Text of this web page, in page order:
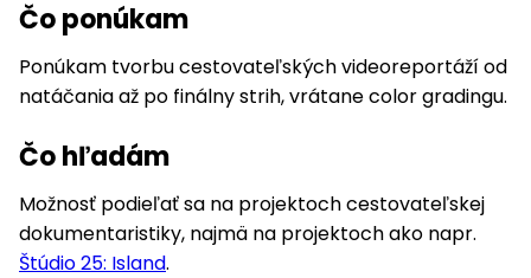
Čo ponúkam
Ponúkam tvorbu cestovateľských videoreportáží od
natáčania až po finálny strih, vrátane color gradingu.
Čo hľadám
Možnosť podieľať sa na projektoch cestovateľskej
dokumentaristiky, najmä na projektoch ako napr.
Štúdio 25: Island.